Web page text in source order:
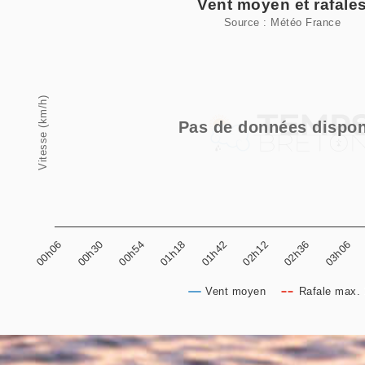
The chart has 1 X axis displaying categories.
The chart has 1 Y axis displaying Vitesse (km/h).
Vitesse (km/h)
Vent moyen et rafales
Source : Météo France
Pas de données
Vent moyen Rafale max.
00h06 00h30 00h54 01h18 01h42 02h12 02h36 03h06